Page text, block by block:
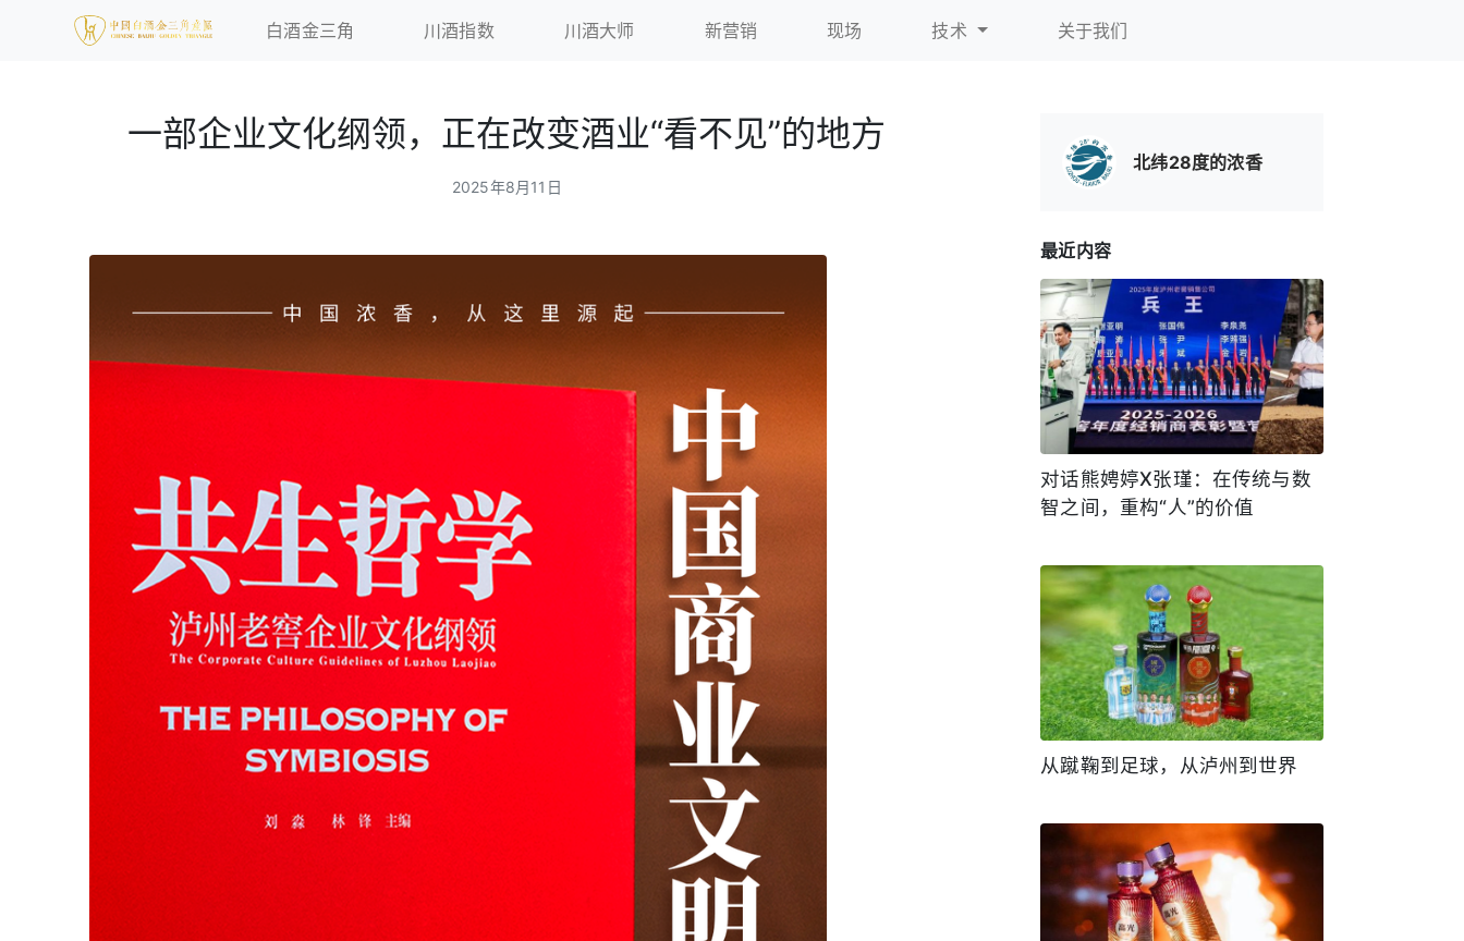
白酒金三角 川酒指数 川酒大师 新营销 现场 技术 关于我们
一部企业文化纲领，正在改变酒业“看不见”的地方
2025年8月11日
北纬28度的浓香
最近内容
对话熊娉婷X张瑾：在传统与数
智之间，重构“人”的价值
从蹴鞠到足球，从泸州到世界